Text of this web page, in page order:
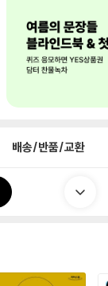
배송/반품/교환